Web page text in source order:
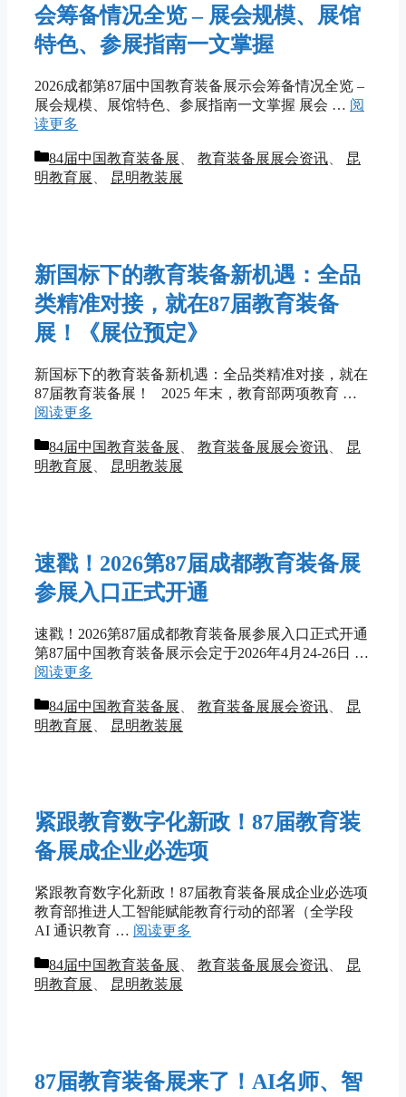
会筹备情况全览 – 展会规模、展馆
特色、参展指南一文掌握
2026成都第87届中国教育装备展示会筹备情况全览 –
展会规模、展馆特色、参展指南一文掌握 展会 … 阅
读更多
分
类
84届中国教育装备展 教育装备展展会资讯
昆
明教育展
昆明教装展
新国标下的教育装备新机遇：全品
类精准对接，就在87届教育装备
展！《展位预定》
新国标下的教育装备新机遇：全品类精准对接，就在
87届教育装备展！ 2025 年末，教育部两项教育 …
阅读更多
分
类
84届中国教育装备展 教育装备展展会资讯
昆
明教育展
昆明教装展
速戳！2026第87届成都教育装备展
参展入口正式开通
速戳！2026第87届成都教育装备展参展入口正式开通
第87届中国教育装备展示会定于2026年4月24-26日 …
阅读更多
分
类
84届中国教育装备展 教育装备展展会资讯
昆
明教育展
昆明教装展
紧跟教育数字化新政！87届教育装
备展成企业必选项
紧跟教育数字化新政！87届教育装备展成企业必选项
教育部推进人工智能赋能教育行动的部署（全学段
AI 通识教育 … 阅读更多
分
类
84届中国教育装备展 教育装备展展会资讯
昆
明教育展
昆明教装展
87届教育装备展来了！AI名师、智